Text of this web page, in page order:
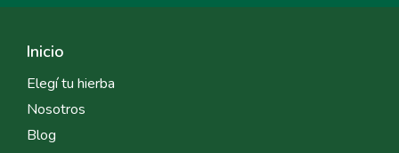
Inicio
Elegí tu hierba
Nosotros
Blog